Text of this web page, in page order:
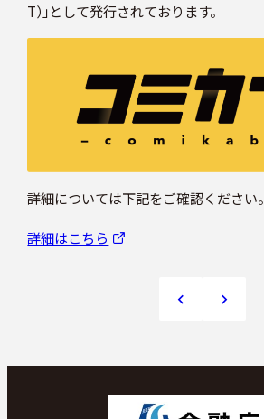
T）」として発行されております。
詳細については下記をご確認ください。
詳細はこちら